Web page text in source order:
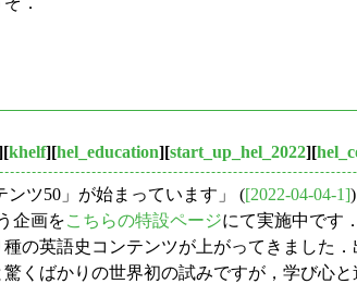
khelf][hel_education][start_up_hel_2022][
ツ50」が始まっています」 ([2022-04-04-1]
企画をこちらの特設ページにて実施中です．
種の英語史コンテンツが上がってきました
ばかりの世界初の試みですが，学び心と